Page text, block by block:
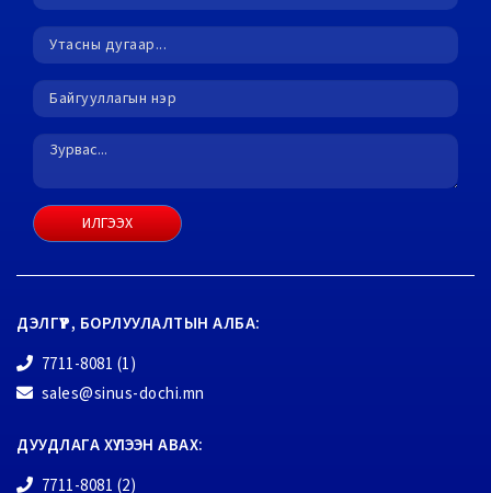
ИЛГЭЭХ
ДЭЛГҮҮР, БОРЛУУЛАЛТЫН АЛБА:
7711-8081 (1)
sales@sinus-dochi.mn
ДУУДЛАГА ХҮЛЭЭН АВАХ:
7711-8081 (2)